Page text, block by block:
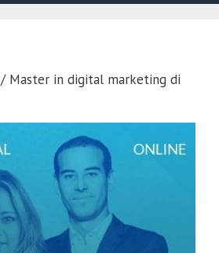
/ Master in digital marketing di